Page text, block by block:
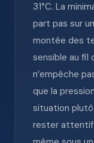
31°C. La
part pas sur
montée des
sensible au fil
n’empêche
que la
situation
rester attentif